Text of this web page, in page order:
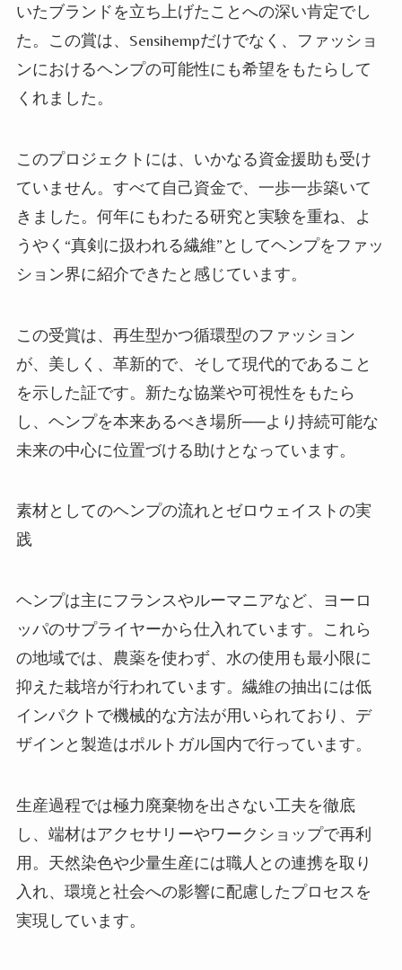
いたブランドを立ち上げたことへの深い肯定でし
た。この賞は、Sensihempだけでなく、ファッショ
ンにおけるヘンプの可能性にも希望をもたらして
くれました。
このプロジェクトには、いかなる資金援助も受け
ていません。すべて自己資金で、一歩一歩築いて
きました。何年にもわたる研究と実験を重ね、よ
うやく“真剣に扱われる繊維”としてヘンプをファッ
ション界に紹介できたと感じています。
この受賞は、再生型かつ循環型のファッション
が、美しく、革新的で、そして現代的であること
を示した証です。新たな協業や可視性をもたら
し、ヘンプを本来あるべき場所──より持続可能な
未来の中心に位置づける助けとなっています。
素材としてのヘンプの流れとゼロウェイストの実
践
ヘンプは主にフランスやルーマニアなど、ヨーロ
ッパのサプライヤーから仕入れています。これら
の地域では、農薬を使わず、水の使用も最小限に
抑えた栽培が行われています。繊維の抽出には低
インパクトで機械的な方法が用いられており、デ
ザインと製造はポルトガル国内で行っています。
生産過程では極力廃棄物を出さない工夫を徹底
し、端材はアクセサリーやワークショップで再利
用。天然染色や少量生産には職人との連携を取り
入れ、環境と社会への影響に配慮したプロセスを
実現しています。